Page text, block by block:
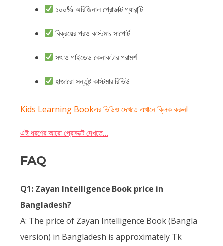
১০০% অরিজিনাল প্রোডাক্ট গ্যারান্টি
বিক্রয়ের পরও কাস্টমার সাপোর্ট
সৎ ও গাইডেড কেনাকাটার পরামর্শ
হাজারো সন্তুষ্ট কাস্টমার রিভিউ
Kids Learning Bookএর ভিডিও দেখতে এখানে ক্লিক করুন!
এই ধরণের আরো প্রোডাক্ট দেখতে…
FAQ
Q1: Zayan Intelligence Book price in
Bangladesh?
A: The price of Zayan Intelligence Book (Bangla
version) in Bangladesh is approximately Tk